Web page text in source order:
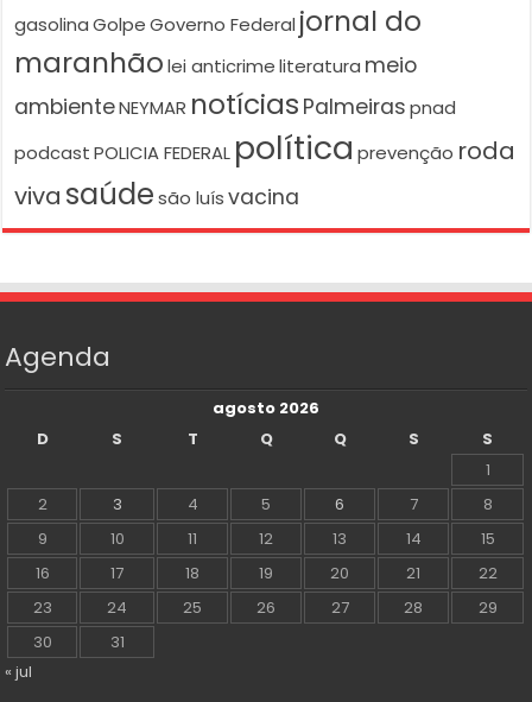
gasolina Golpe Governo Federal jornal do
maranhão lei anticrime literatura meio
ambienteNEYMAR notícias Palmeiras pnad
podcast POLICIA FEDERAL política prevenção roda
viva saúde são luís vacina
Agenda
agosto 2026
D
S T Q Q S
S
1
2
3 4 5 6 7
8
9
10 11 12 13 14
15
16
17 18 19 20 21
22
23
24 25 26 27 28
29
30
31
« jul